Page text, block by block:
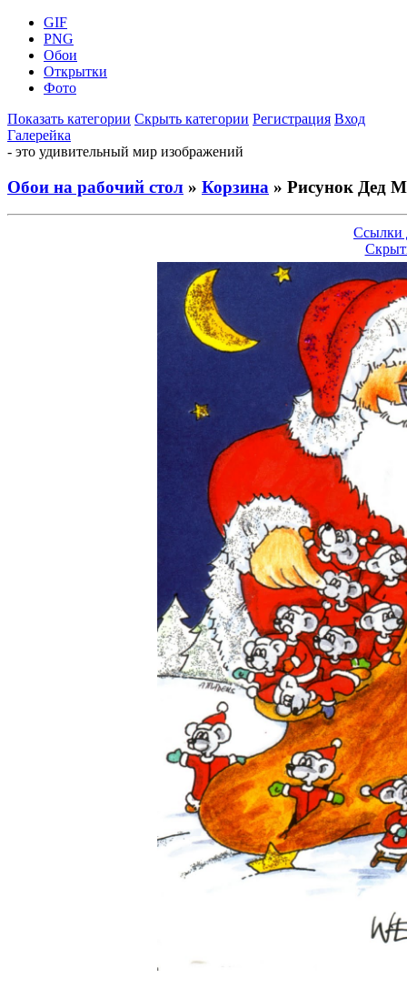
GIF
PNG
Обои
Открытки
Фото
Показать категории Скрыть категории Регистрация Вход
Галерейка
- это удивительный мир изображений
Обои на рабочий стол » Корзина » Рисунок Дед
Ссылки